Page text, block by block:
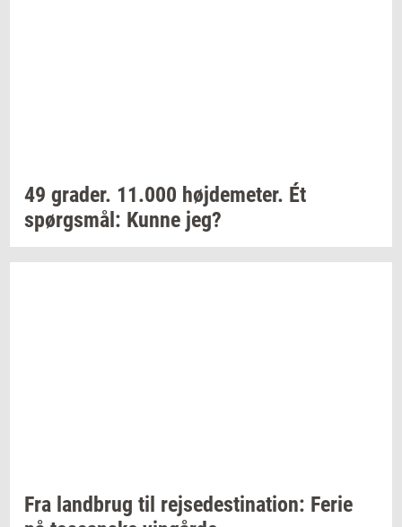
49 gra­der. 11.000 høj­de­me­ter. Ét
spørgs­mål: Kunne jeg?
Fra land­brug til rej­se­desti­na­tion: Ferie